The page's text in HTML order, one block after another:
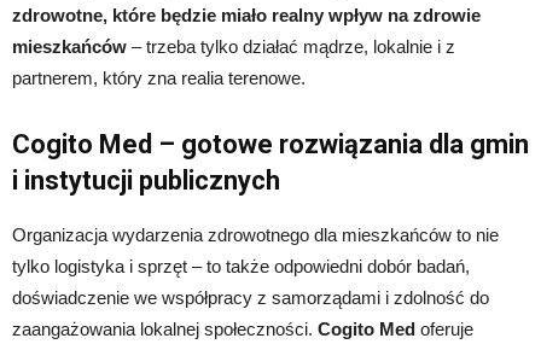
zdrowotne, które będzie miało realny wpływ na zdrowie
mieszkańców – trzeba tylko działać mądrze, lokalnie i z
partnerem, który zna realia terenowe.
Cogito Med – gotowe rozwiązania dla gmin
i instytucji publicznych
Organizacja wydarzenia zdrowotnego dla mieszkańców to nie
tylko logistyka i sprzęt – to także odpowiedni dobór badań,
doświadczenie we współpracy z samorządami i zdolność do
zaangażowania lokalnej społeczności. Cogito Med oferuje